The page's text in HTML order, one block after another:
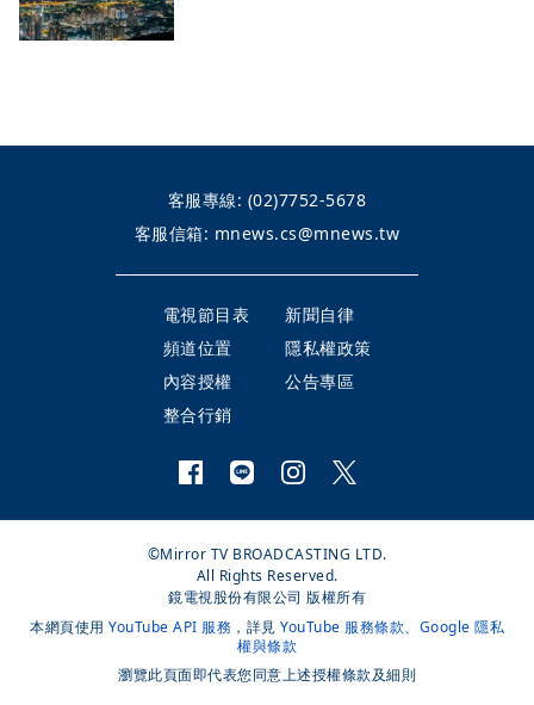
客服專線: (02)7752-5678
客服信箱: mnews.cs@mnews.tw
電視節目表
新聞自律
頻道位置
隱私權政策
內容授權
公告專區
整合行銷
©Mirror TV BROADCASTING LTD.
All Rights Reserved.
鏡電視股份有限公司 版權所有
本網頁使用 YouTube API 服務 ，詳見 YouTube 服務條款、 Google 隱私
權與條款
瀏覽此頁面即代表您同意上述授權條款及細則